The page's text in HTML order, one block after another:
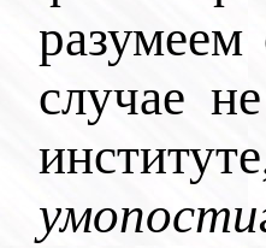
случае